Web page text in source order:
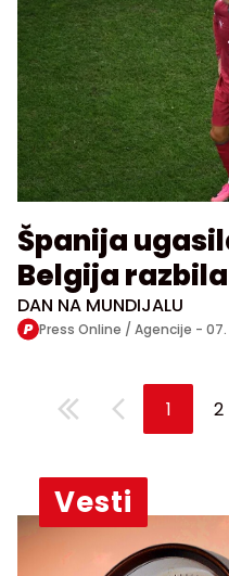
Španija
Belgija razbila
DAN NA MUNDIJALU
Press Online / Agencije - 07.
1 2
Vesti